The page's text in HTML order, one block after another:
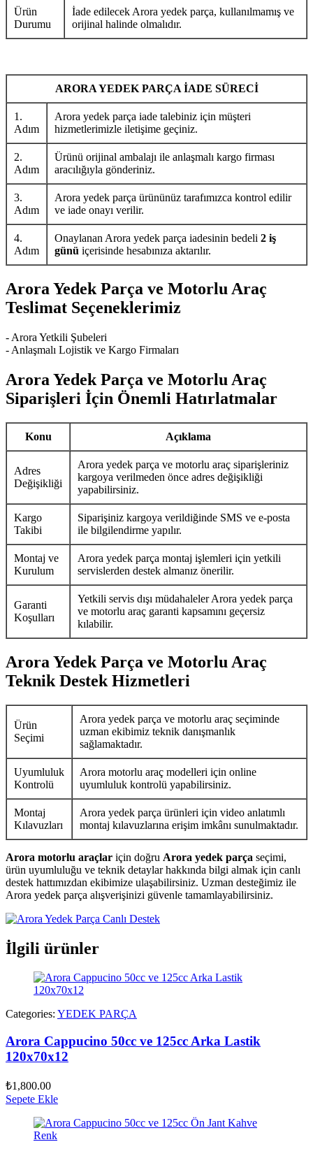
Ürün
Durumu
İade edilecek Arora yedek parça, kullanılmamış ve
orijinal halinde olmalıdır.
ARORA YEDEK PARÇA İADE SÜRECİ
1.
Adım
Arora yedek parça iade talebiniz için müşteri
hizmetlerimizle iletişime geçiniz.
2.
Adım
Ürünü orijinal ambalajı ile anlaşmalı kargo firması
aracılığıyla gönderiniz.
3.
Adım
Arora yedek parça ürününüz tarafımızca kontrol edilir
ve iade onayı verilir.
4.
Adım
Onaylanan Arora yedek parça iadesinin bedeli 2 iş
günü içerisinde hesabınıza aktarılır.
Arora Yedek Parça ve Motorlu Araç
Teslimat Seçeneklerimiz
- Arora Yetkili Şubeleri
- Anlaşmalı Lojistik ve Kargo Firmaları
Arora Yedek Parça ve Motorlu Araç
Siparişleri İçin Önemli Hatırlatmalar
Konu Açıklama
Adres
Değişikliği
Arora yedek parça ve motorlu araç siparişleriniz
kargoya verilmeden önce adres değişikliği
yapabilirsiniz.
Kargo
Takibi
Siparişiniz kargoya verildiğinde SMS ve e-posta
ile bilgilendirme yapılır.
Montaj ve
Kurulum
Arora yedek parça montaj işlemleri için yetkili
servislerden destek almanız önerilir.
Garanti
Koşulları
Yetkili servis dışı müdahaleler Arora yedek parça
ve motorlu araç garanti kapsamını geçersiz
kılabilir.
Arora Yedek Parça ve Motorlu Araç
Teknik Destek Hizmetleri
Ürün
Seçimi
Arora yedek parça ve motorlu araç seçiminde
uzman ekibimiz teknik danışmanlık
sağlamaktadır.
Uyumluluk
Kontrolü
Arora motorlu araç modelleri için online
uyumluluk kontrolü yapabilirsiniz.
Montaj
Kılavuzları
Arora yedek parça ürünleri için video anlatımlı
montaj kılavuzlarına erişim imkânı sunulmaktadır.
Arora motorlu araçlar için doğru Arora yedek parça seçimi,
ürün uyumluluğu ve teknik detaylar hakkında bilgi almak için canlı
destek hattımızdan ekibimize ulaşabilirsiniz. Uzman desteğimiz ile
Arora yedek parça alışverişinizi güvenle tamamlayabilirsiniz.
İlgili ürünler
Categories: YEDEK PARÇA
Arora Cappucino 50cc ve 125cc Arka Lastik
120x70x12
₺1,800.00
Sepete Ekle